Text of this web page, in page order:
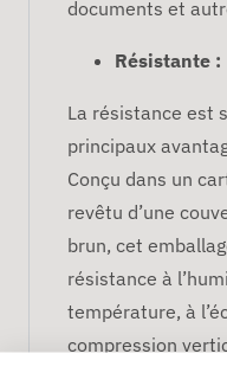
documents et
Résistante :
La résistance est
principaux
Conçu dans un
revêtu d’une
brun, cet
résistance à
température, à
compression